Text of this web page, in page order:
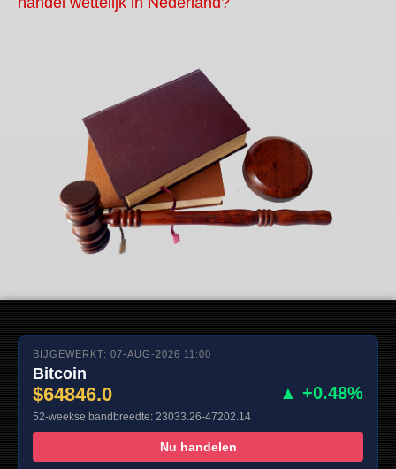
BIJGEWERKT: 07-AUG-2026 11:00
Bitcoin
$64846.0 ▲ +0.48%
52-weekse bandbreedte: 23033.26-47202.14
Nu handelen